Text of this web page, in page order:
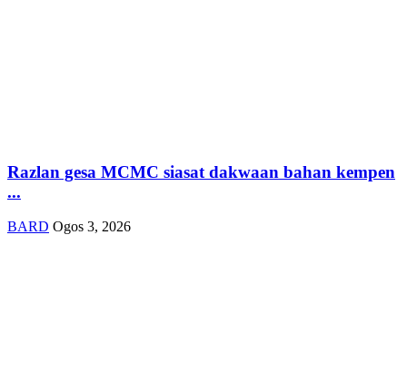
Razlan gesa MCMC siasat dakwaan bahan kempen
...
BARD Ogos 3, 2026